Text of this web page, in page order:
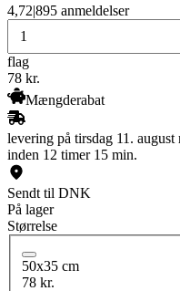
4,72|895 anmeldelser
flag
78 kr.
Mængderabat
levering på tirsdag 11.
inden 12 timer 15 min.
Sendt til DNK
På lager
Størrelse
50x35 cm
78 kr.